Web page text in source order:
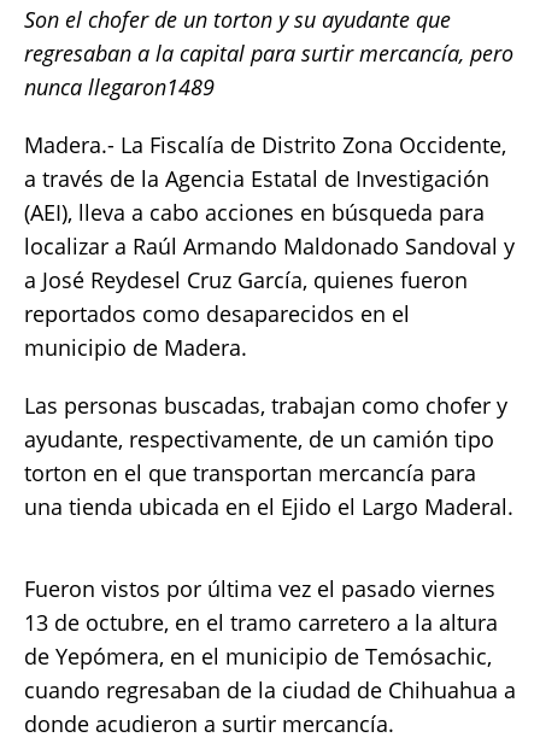
c
e
b
o
o
k
it
te
r
ai
l
at
s
p
p
p
y
n
k
a
re
Son el chofer de un torton y su ayudante que
regresaban a la capital para surtir mercancía, pero
nunca llegaron1489
Madera.- La Fiscalía de Distrito Zona Occidente,
a través de la Agencia Estatal de Investigación
(AEI), lleva a cabo acciones en búsqueda para
localizar a Raúl Armando Maldonado Sandoval y
a José Reydesel Cruz García, quienes fueron
reportados como desaparecidos en el
municipio de Madera.
Las personas buscadas, trabajan como chofer y
ayudante, respectivamente, de un camión tipo
torton en el que transportan mercancía para
una tienda ubicada en el Ejido el Largo Maderal.
Fueron vistos por última vez el pasado viernes
13 de octubre, en el tramo carretero a la altura
de Yepómera, en el municipio de Temósachic,
cuando regresaban de la ciudad de Chihuahua a
donde acudieron a surtir mercancía.